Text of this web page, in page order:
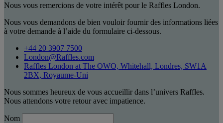
Nous vous remercions de votre intérêt pour le Raffles London.
Nous vous demandons de bien vouloir fournir des informations liées
à votre demande à l’aide du formulaire ci-dessous.
+44 20 3907 7500
London@Raffles.com
Raffles London at The OWO, Whitehall, Londres, SW1A
2BX, Royaume-Uni
Nous sommes heureux de vous accueillir dans l’univers Raffles.
Nous attendons votre retour avec impatience.
Nom